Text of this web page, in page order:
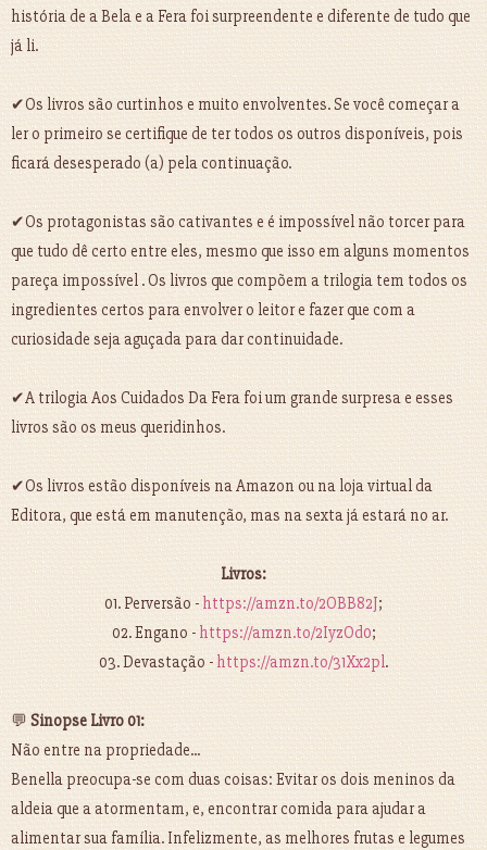
história de a Bela e a Fera foi surpreendente e diferente de tudo que
já li.
✔Os livros são curtinhos e muito envolventes. Se você começar a
ler o primeiro se certifique de ter todos os outros disponíveis, pois
ficará desesperado (a) pela continuação.
✔Os protagonistas são cativantes e é impossível não torcer para
que tudo dê certo entre eles, mesmo que isso em alguns momentos
pareça impossível . Os livros que compõem a trilogia tem todos os
ingredientes certos para envolver o leitor e fazer que com a
curiosidade seja aguçada para dar continuidade.
✔A trilogia Aos Cuidados Da Fera foi um grande surpresa e esses
livros são os meus queridinhos.
✔Os livros estão disponíveis na Amazon ou na loja virtual da
Editora, que está em manutenção, mas na sexta já estará no ar.
Livros:
01. Perversão -https://amzn.to/2OBB82J;
02. Engano -https://amzn.to/2IyzOd0;
03. Devastação - https://amzn.to/31Xx2pl.
💬Sinopse Livro 01:
Não entre na propriedade...
Benella preocupa-se com duas coisas: Evitar os dois meninos da
aldeia que a atormentam, e, encontrar comida para ajudar a
alimentar sua família. Infelizmente, as melhores frutas e legumes